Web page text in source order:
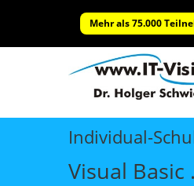
Mehr als 75.000
Individual-
Visual Basic